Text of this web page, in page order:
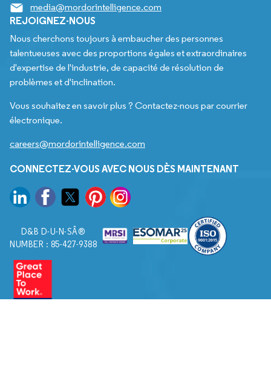
media@mordorintelligence.com
REJOIGNEZ-NOUS
Nous cherchons toujours à embaucher des personnes
talentueuses avec des proportions égales et extraordinaires
d'expertise de l'industrie, de capacité de résolution de
problèmes et d'inclination.
Vous souhaitez en savoir plus ? Contactez-nous par courrier
électronique.
careers@mordorintelligence.com
CONNECTEZ-VOUS AVEC NOUS DÈS MAINTENANT
D&B D-U-N-SÂ®
NUMBER : 85-427-9388